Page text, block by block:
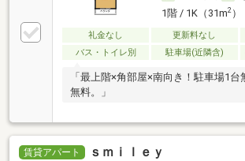
1階 / 1K（31m2）
礼金なし 更新料なし
バス・トイレ別
駐車場(近隣含)
「最上階×角部屋×南向き！駐車場1台
無料。」
賃貸アパート ｓｍｉｌｅｙ